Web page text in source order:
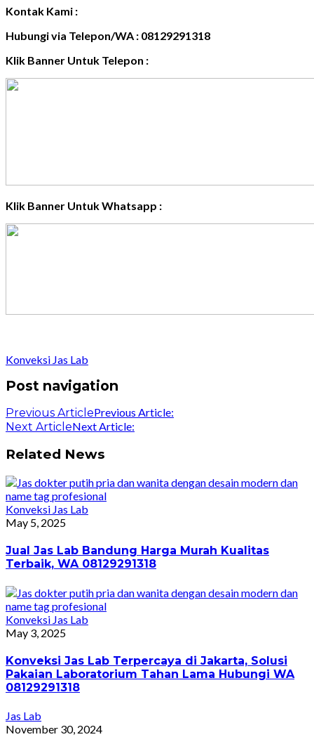
Kontak Kami :
Hubungi via Telepon/WA : 08129291318
Klik Banner Untuk Telepon :
Klik Banner Untuk Whatsapp :
Konveksi Jas Lab
Post navigation
Previous ArticlePrevious Article:
Next ArticleNext Article:
Related News
Konveksi Jas Lab
May 5, 2025
Jual Jas Lab Bandung Harga Murah Kualitas
Terbaik, WA 08129291318
Konveksi Jas Lab
May 3, 2025
Konveksi Jas Lab Terpercaya di Jakarta, Solusi
Pakaian Laboratorium Tahan Lama Hubungi WA
08129291318
Jas Lab
November 30, 2024